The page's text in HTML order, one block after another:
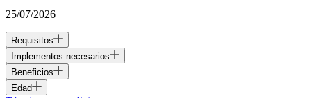
25/07/2026
Requisitos
Implementos necesarios
Beneficios
Edad